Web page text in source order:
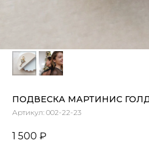
ПОДВЕСКА МАРТИНИС
Артикул: 002-22-23
1 500 ₽